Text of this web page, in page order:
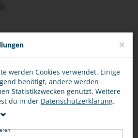
... ×
werden Cookies verwendet. Einige
benötigt, andere werden
Statistikzwecken genutzt. Weitere
du in der Datenschutzerklärung.